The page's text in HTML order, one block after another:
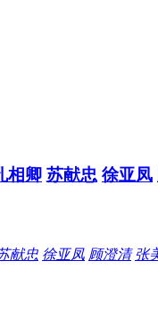
相卿 苏献忠 徐亚凤
献忠 徐亚凤 顾澄清 张